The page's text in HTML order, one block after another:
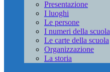
Presentazione
I luoghi
Le persone
I numeri della scuola
Le carte della scuola
Organizzazione
La storia